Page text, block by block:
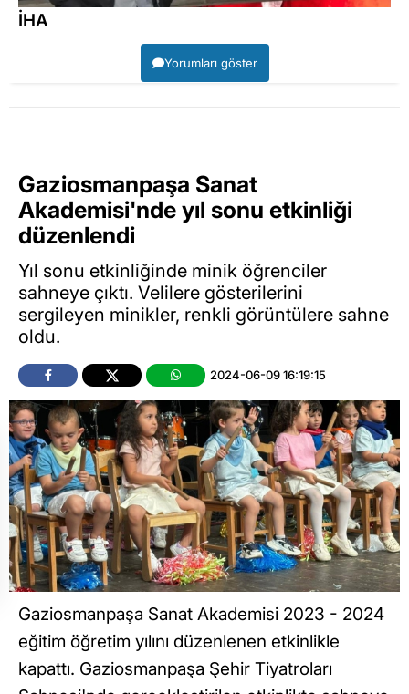
İHA
Yorumları göster
Gaziosmanpaşa Sanat
Akademisi'nde yıl sonu etkinliği
düzenlendi
Yıl sonu etkinliğinde minik öğrenciler
sahneye çıktı. Velilere gösterilerini
sergileyen minikler, renkli görüntülere sahne
oldu.
2024-06-09 16:19:15
Gaziosmanpaşa Sanat Akademisi 2023 - 2024
eğitim öğretim yılını düzenlenen etkinlikle
kapattı. Gaziosmanpaşa Şehir Tiyatroları